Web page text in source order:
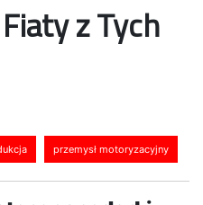
z Tych
przemysł motoryzacyjny